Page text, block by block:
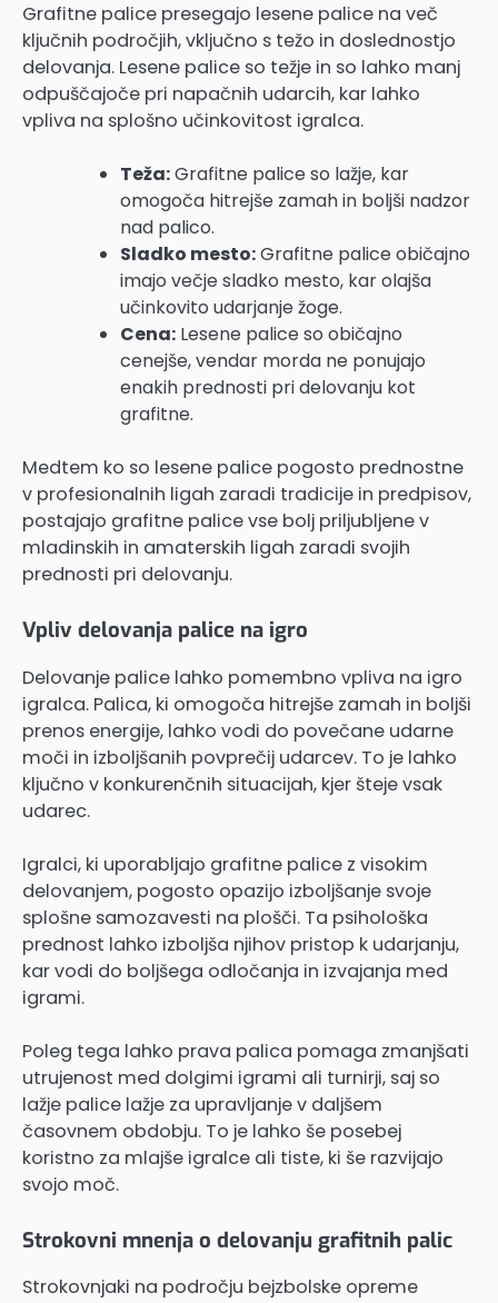
Grafitne palice presegajo lesene palice na več
ključnih področjih, vključno s težo in doslednostjo
delovanja. Lesene palice so težje in so lahko manj
odpuščajoče pri napačnih udarcih, kar lahko
vpliva na splošno učinkovitost igralca.
Teža:Grafitne palice so lažje, kar
omogoča hitrejše zamah in boljši nadzor
nad palico.
Sladko mesto:Grafitne palice običajno
imajo večje sladko mesto, kar olajša
učinkovito udarjanje žoge.
Cena: Lesene palice so običajno
cenejše, vendar morda ne ponujajo
enakih prednosti pri delovanju kot
grafitne.
Medtem ko so lesene palice pogosto prednostne
v profesionalnih ligah zaradi tradicije in predpisov,
postajajo grafitne palice vse bolj priljubljene v
mladinskih in amaterskih ligah zaradi svojih
prednosti pri delovanju.
Vpliv delovanja palice na igro
Delovanje palice lahko pomembno vpliva na igro
igralca. Palica, ki omogoča hitrejše zamah in boljši
prenos energije, lahko vodi do povečane udarne
moči in izboljšanih povprečij udarcev. To je lahko
ključno v konkurenčnih situacijah, kjer šteje vsak
udarec.
Igralci, ki uporabljajo grafitne palice z visokim
delovanjem, pogosto opazijo izboljšanje svoje
splošne samozavesti na plošči. Ta psihološka
prednost lahko izboljša njihov pristop k udarjanju,
kar vodi do boljšega odločanja in izvajanja med
igrami.
Poleg tega lahko prava palica pomaga zmanjšati
utrujenost med dolgimi igrami ali turnirji, saj so
lažje palice lažje za upravljanje v daljšem
časovnem obdobju. To je lahko še posebej
koristno za mlajše igralce ali tiste, ki še razvijajo
svojo moč.
Strokovni mnenja o delovanju grafitnih palic
Strokovnjaki na področju bejzbolske opreme